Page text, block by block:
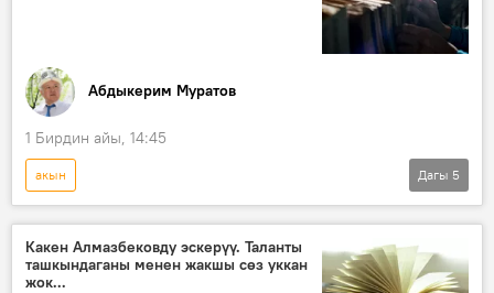
Абдыкерим Муратов
1 Бирдин айы, 14:45
акын
Кыргыздын көркөм өнөрү, белгилүү инсандары жөнүндө фактылар
обончу
талант
чыгармачылык
Дагы 5
Какен Алмазбековду эскерүү. Таланты
ташкындаганы менен жакшы сөз уккан
жок...